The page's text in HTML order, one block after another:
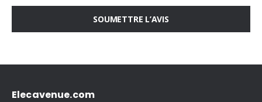
SOUMETTRE L’AVIS
Elecavenue.com